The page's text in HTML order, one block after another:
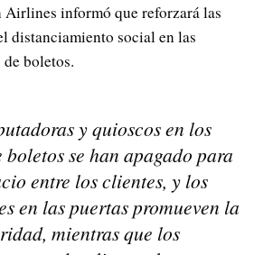
informó que reforzará las
distanciamiento social en las
boletos.
y quioscos en los
boletos se han apagado para
entre los clientes, y los
en las puertas promueven la
mientras que los